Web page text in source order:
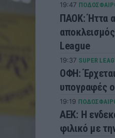
19:47
ΠΑΟΚ: Ήττα
League
19:37 SUPER
ΟΦΗ:
υπογραφές
19:19
ΑΕΚ: Η
φιλικό με